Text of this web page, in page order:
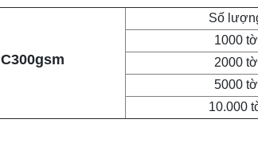
Số
1000 tờ
2000 tờ
5000 tờ
10.000